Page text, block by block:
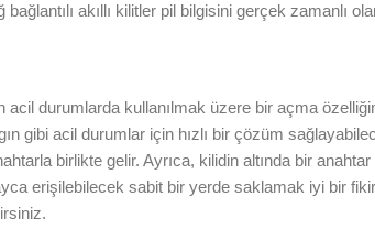
akıllı kilitler pil bilgisini gerçek zamanlı
acil durumlarda kullanılmak üzere bir açma
gibi acil durumlar için hızlı bir çözüm
birlikte gelir. Ayrıca, kilidin altında bir
erişilebilecek sabit bir yerde saklamak iyi bir